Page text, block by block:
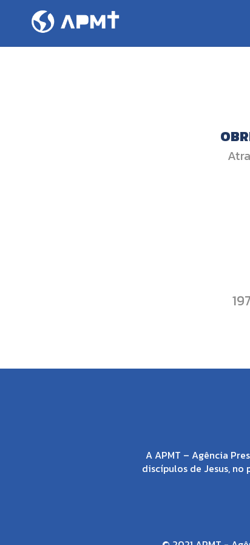
A APMT – Agência
discípulos de Jesus, no